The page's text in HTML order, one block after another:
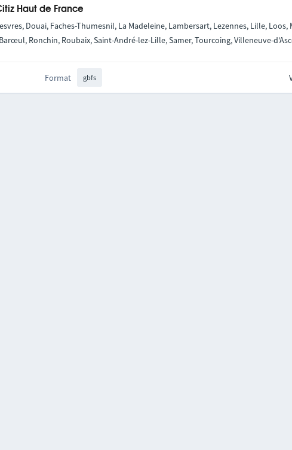
Haut de France
Douai, Faches-Thumesnil, La Madeleine, Lambersart, Lezennes, Lille, Loos,
Ronchin, Roubaix, Saint-André-lez-Lille, Samer, Tourcoing, Villeneuve-
Format gbfs